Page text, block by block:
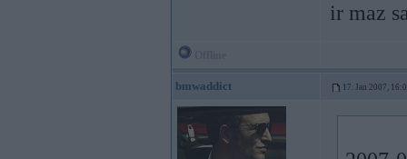
ir maz
bmwaddict 17. Jan 2007,